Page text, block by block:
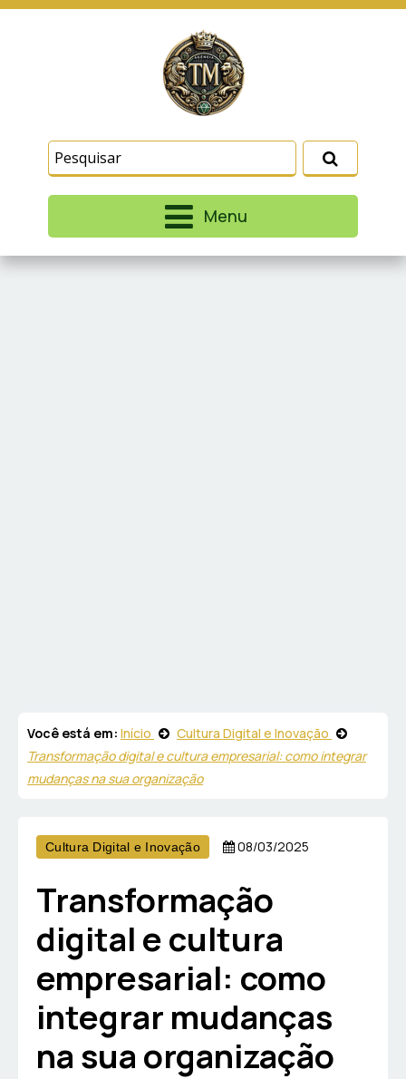
Menu
Você está em: Início
Cultura Digital e Inovação
Transformação digital e cultura empresarial: como integrar
mudanças na sua organização
Cultura Digital e Inovação 08/03/2025
Transformação
digital e cultura
empresarial: como
integrar mudanças
na sua organização
similares para lembrar e entender como você usa
nosso site, analisar seu uso de nossos produtos
e serviços, ajudar com nossos esforços de
marketing e fornecer conteúdo de terceiros. Leia
Termos e CondiçõesePolítica de